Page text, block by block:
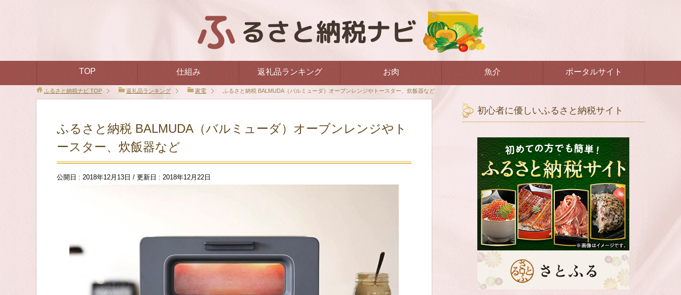
TOP 仕組み 返礼品ランキング お肉 魚介 ポータルサイト
ふるさと納税ナビ TOP 返礼品ランキング 家電 ふるさと納税 BALMUDA（バルミューダ）オーブンレンジやトースター、炊飯器など
ふるさと納税 BALMUDA（バルミューダ）オーブンレンジやト
ースター、炊飯器など
公開日 : 2018年12月13日 / 更新日 : 2018年12月22日
初心者に優しいふるさと納税サイト